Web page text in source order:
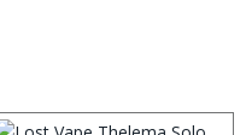
View Details →